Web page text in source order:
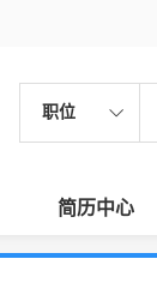
职位
简历中心